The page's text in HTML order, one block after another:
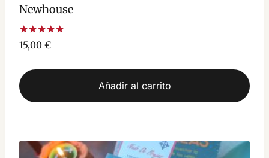
Newhouse
Valorado
con
de 5
15,00 €
Añadir al carrito